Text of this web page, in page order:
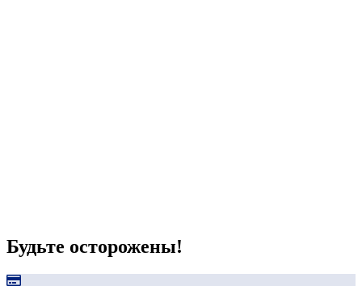
Будьте осторожены!